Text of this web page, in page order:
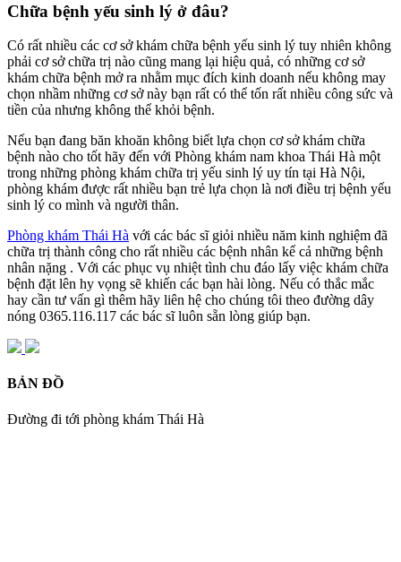
Chữa bệnh yếu sinh lý ở đâu?
Có rất nhiều các cơ sở khám chữa bệnh yếu sinh lý tuy nhiên không
phải cơ sở chữa trị nào cũng mang lại hiệu quả, có những cơ sở
khám chữa bệnh mở ra nhằm mục đích kinh doanh nếu không may
chọn nhầm những cơ sở này bạn rất có thể tốn rất nhiều công sức và
tiền của nhưng không thể khỏi bệnh.
Nếu bạn đang băn khoăn không biết lựa chọn cơ sở khám chữa
bệnh nào cho tốt hãy đến với Phòng khám nam khoa Thái Hà một
trong những phòng khám chữa trị yếu sinh lý uy tín tại Hà Nội,
phòng khám được rất nhiều bạn trẻ lựa chọn là nơi điều trị bệnh yếu
sinh lý co mình và người thân.
Phòng khám Thái Hà với các bác sĩ giỏi nhiều năm kinh nghiệm đã
chữa trị thành công cho rất nhiều các bệnh nhân kể cả những bệnh
nhân nặng . Với các phục vụ nhiệt tình chu đáo lấy việc khám chữa
bệnh đặt lên hy vọng sẽ khiến các bạn hài lòng. Nếu có thắc mắc
hay cần tư vấn gì thêm hãy liên hệ cho chúng tôi theo đường dây
nóng 0365.116.117 các bác sĩ luôn sẵn lòng giúp bạn.
BẢN ĐỒ
Đường đi tới phòng khám Thái Hà